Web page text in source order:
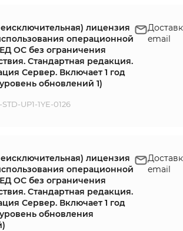
лицензия
операционной
ОС без ограничения
Стандартная редакция.
Сервер. Включает 1 год
обновлений 1)
UP1-1YE-0126
email
лицензия
операционной
ОС без ограничения
Стандартная редакция.
Сервер. Включает 1 год
обновления
email